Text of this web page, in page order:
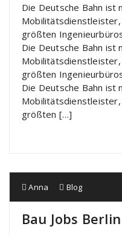
Die Deutsche Bahn ist
größten
Die Deutsche Bahn ist
größten
Die Deutsche Bahn ist
größten […]
Anna Blog
Bau Jobs Berlin